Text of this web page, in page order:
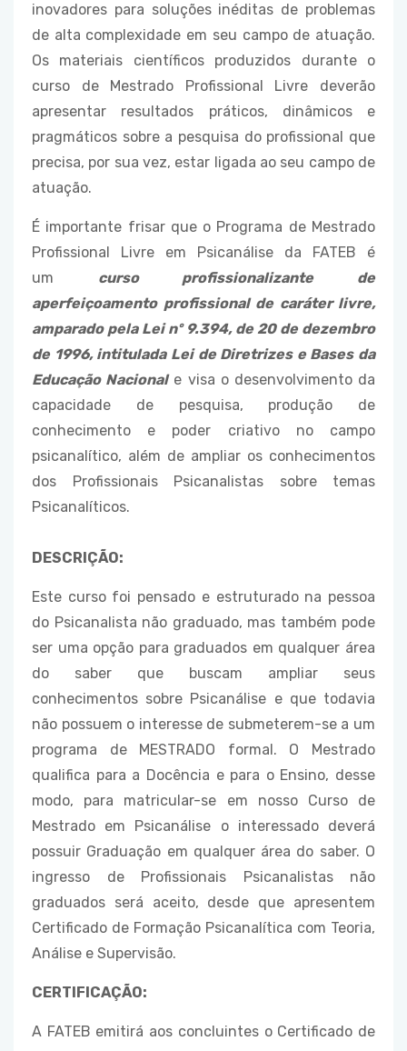
inovadores para soluções inéditas de problemas
de alta complexidade em seu campo de atuação.
Os materiais científicos produzidos durante o
curso de Mestrado Profissional Livre deverão
apresentar resultados práticos, dinâmicos e
pragmáticos sobre a pesquisa do profissional que
precisa, por sua vez, estar ligada ao seu campo de
atuação.
É importante frisar que o Programa de Mestrado
Profissional Livre em Psicanálise da FATEB é
um curso profissionalizante de
aperfeiçoamento profissional de caráter livre,
amparado pela Lei nº 9.394, de 20 de dezembro
de 1996, intitulada Lei de Diretrizes e Bases da
Educação Nacionale visa o desenvolvimento da
capacidade de pesquisa, produção de
conhecimento e poder criativo no campo
psicanalítico, além de ampliar os conhecimentos
dos Profissionais Psicanalistas sobre temas
Psicanalíticos.
DESCRIÇÃO:
Este curso foi pensado e estruturado na pessoa
do Psicanalista não graduado, mas também pode
ser uma opção para graduados em qualquer área
do saber que buscam ampliar seus
conhecimentos sobre Psicanálise e que todavia
não possuem o interesse de submeterem-se a um
programa de MESTRADO formal. O Mestrado
qualifica para a Docência e para o Ensino, desse
modo, para matricular-se em nosso Curso de
Mestrado em Psicanálise o interessado deverá
possuir Graduação em qualquer área do saber. O
ingresso de Profissionais Psicanalistas não
graduados será aceito, desde que apresentem
Certificado de Formação Psicanalítica com Teoria,
Análise e Supervisão.
CERTIFICAÇÃO:
A FATEB emitirá aos concluintes o Certificado de